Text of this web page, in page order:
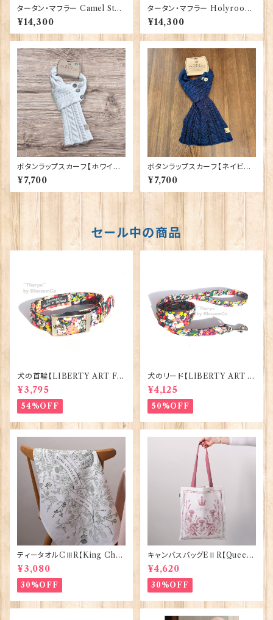
タータン・マフラー Camel Ste
wart 【Glencroft】 00207_C
ST
¥14,300
タータン・マフラー Holyrood
【Glencroft】 00207_HR
¥14,300
ボタンラップスカーフ【ホワイト】
Aran Traditions 00176〔SC
AR-23〕
¥7,700
ボタンラップスカーフ【ネイビー】
Aran Traditions 00176〔SC
AR-28〕
¥7,700
セール中の商品
犬の首輪【LIBERTY ART FA
BRIC=Thorpe】BlossomCo
90295
¥3,795
54%OFF
犬のリード【LIBERTY ART F
ABRIC=Thorpe】BlossomC
o 90294
¥4,125
50%OFF
ティータオルCⅢR【King Char
lesⅢ Coronation】Victoria
Eggs 50129
¥3,080
30%OFF
キャンバスバッグEⅡR【Queen
ElizabethⅡ Commemorativ
e】Victoria Eggs 90332
¥4,620
30%OFF